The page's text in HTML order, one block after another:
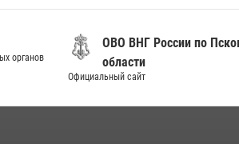
органов
ОВО ВНГ России по
области
Официальный сайт